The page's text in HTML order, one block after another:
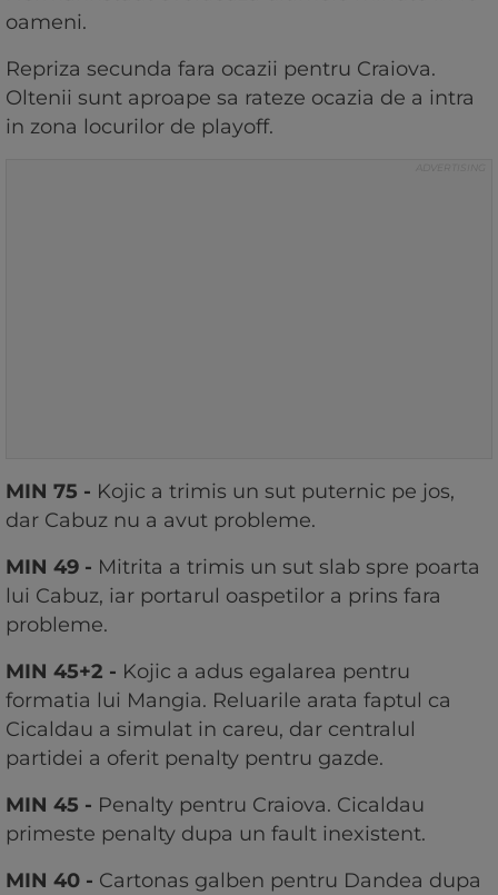
oameni.
Repriza secunda fara ocazii pentru Craiova.
Oltenii sunt aproape sa rateze ocazia de a intra
in zona locurilor de playoff.
MIN 75 - Kojic a trimis un sut puternic pe jos,
dar Cabuz nu a avut probleme.
MIN 49 - Mitrita a trimis un sut slab spre poarta
lui Cabuz, iar portarul oaspetilor a prins fara
probleme.
MIN 45+2 - Kojic a adus egalarea pentru
formatia lui Mangia. Reluarile arata faptul ca
Cicaldau a simulat in careu, dar centralul
partidei a oferit penalty pentru gazde.
MIN 45 - Penalty pentru Craiova. Cicaldau
primeste penalty dupa un fault inexistent.
MIN 40 - Cartonas galben pentru Dandea dupa